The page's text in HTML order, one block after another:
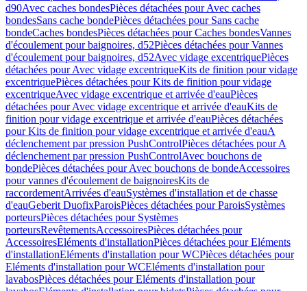
d90Avec caches bondesPièces détachées pour Avec caches
bondesSans cache bondePièces détachées pour Sans cache
bondeCaches bondesPièces détachées pour Caches bondesVannes
d'écoulement pour baignoires, d52Pièces détachées pour Vannes
d'écoulement pour baignoires, d52Avec vidage excentriquePièces
détachées pour Avec vidage excentriqueKits de finition pour vidage
excentriquePièces détachées pour Kits de finition pour vidage
excentriqueAvec vidage excentrique et arrivée d'eauPièces
détachées pour Avec vidage excentrique et arrivée d'eauKits de
finition pour vidage excentrique et arrivée d'eauPièces détachées
pour Kits de finition pour vidage excentrique et arrivée d'eauA
déclenchement par pression PushControlPièces détachées pour A
déclenchement par pression PushControlAvec bouchons de
bondePièces détachées pour Avec bouchons de bondeAccessoires
pour vannes d'écoulement de baignoiresKits de
raccordementArrivées d'eauSystèmes d'installation et de chasse
d'eauGeberit DuofixParoisPièces détachées pour ParoisSystèmes
porteursPièces détachées pour Systèmes
porteursRevêtementsAccessoiresPièces détachées pour
AccessoiresEléments d'installationPièces détachées pour Eléments
d'installationEléments d'installation pour WCPièces détachées pour
Eléments d'installation pour WCEléments d'installation pour
lavabosPièces détachées pour Eléments d'installation pour